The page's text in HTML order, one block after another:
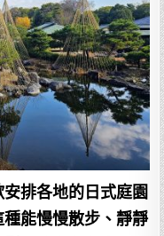
排各地的日式庭園
能慢慢散步、靜靜